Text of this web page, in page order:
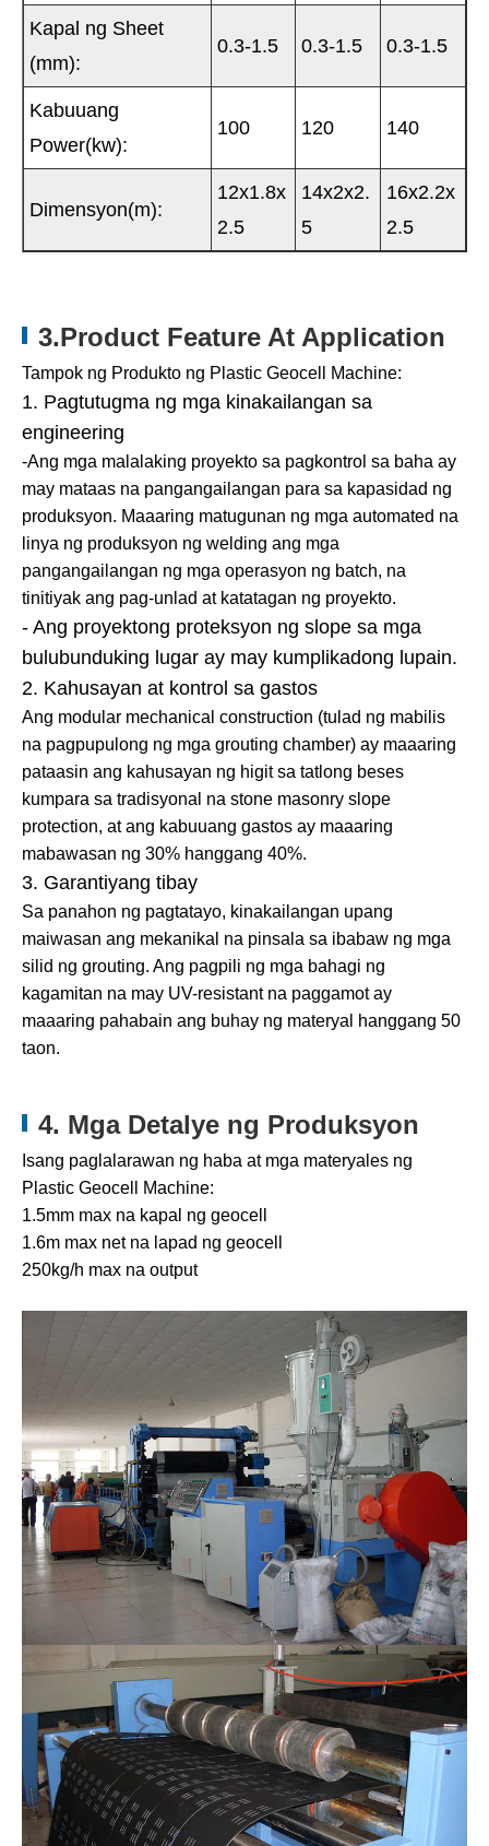
Kapal ng Sheet
(mm):
0.3-1.5 0.3-1.5 0.3-1.5
Kabuuang
Power(kw):
100 120 140
Dimensyon(m):
12x1.8x
2.5
14x2x2.
5
16x2.2x
2.5
3.Product Feature At Application
Tampok ng Produkto ng Plastic Geocell Machine:
1. Pagtutugma ng mga kinakailangan sa
engineering
-Ang mga malalaking proyekto sa pagkontrol sa baha ay
may mataas na pangangailangan para sa kapasidad ng
produksyon. Maaaring matugunan ng mga automated na
linya ng produksyon ng welding ang mga
pangangailangan ng mga operasyon ng batch, na
tinitiyak ang pag-unlad at katatagan ng proyekto.
- Ang proyektong proteksyon ng slope sa mga
bulubunduking lugar ay may kumplikadong lupain.
2. Kahusayan at kontrol sa gastos
Ang modular mechanical construction (tulad ng mabilis
na pagpupulong ng mga grouting chamber) ay maaaring
pataasin ang kahusayan ng higit sa tatlong beses
kumpara sa tradisyonal na stone masonry slope
protection, at ang kabuuang gastos ay maaaring
mabawasan ng 30% hanggang 40%.
3. Garantiyang tibay
Sa panahon ng pagtatayo, kinakailangan upang
maiwasan ang mekanikal na pinsala sa ibabaw ng mga
silid ng grouting. Ang pagpili ng mga bahagi ng
kagamitan na may UV-resistant na paggamot ay
maaaring pahabain ang buhay ng materyal hanggang 50
taon.
4. Mga Detalye ng Produksyon
Isang paglalarawan ng haba at mga materyales ng
Plastic Geocell Machine:
1.5mm max na kapal ng geocell
1.6m max net na lapad ng geocell
250kg/h max na output